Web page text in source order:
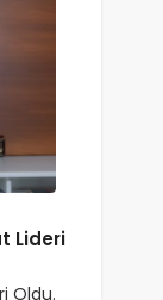
Lideri
Oldu.